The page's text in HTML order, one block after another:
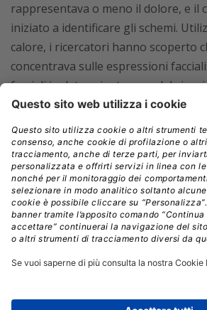
rappresentava o meno il dolore, e il
iniziato a identificare gli schemi.
calore, i ricercatori hanno scoperto
concentrava sulle espressioni
facciali in determinate aree del viso,
sopracciglia, labbra e naso. Una
fornito un numero sufficiente di
utilizzato le conoscenze apprese per
dolore. Il sistema di riconoscimento
automatizzato dall’intelligenza
con i risultati del Cpot nell’88% dei
66% dei casi.